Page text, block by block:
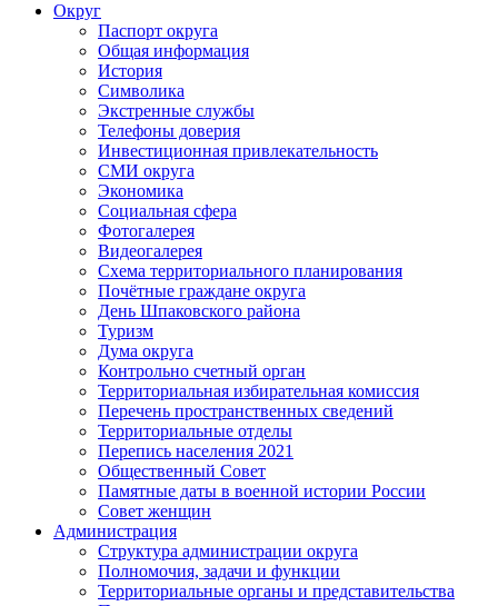
Округ
Паспорт округа
Общая информация
История
Символика
Экстренные службы
Телефоны доверия
Инвестиционная привлекательность
СМИ округа
Экономика
Социальная сфера
Фотогалерея
Видеогалерея
Схема территориального планирования
Почётные граждане округа
День Шпаковского района
Туризм
Дума округа
Контрольно счетный орган
Территориальная избирательная комиссия
Перечень пространственных сведений
Территориальные отделы
Перепись населения 2021
Общественный Совет
Памятные даты в военной истории России
Совет женщин
Администрация
Структура администрации округа
Полномочия, задачи и функции
Территориальные органы и представительства